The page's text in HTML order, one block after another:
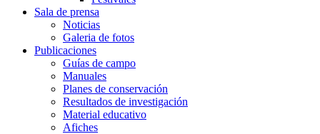
Sala de prensa
Noticias
Galeria de fotos
Publicaciones
Guías de campo
Manuales
Planes de conservación
Resultados de investigación
Material educativo
Afiches